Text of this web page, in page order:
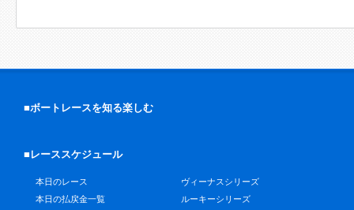
■ボートレースを知る楽しむ
■レーススケジュール
本日のレース
本日の払戻金一覧
ヴィーナスシリーズ
ルーキーシリーズ